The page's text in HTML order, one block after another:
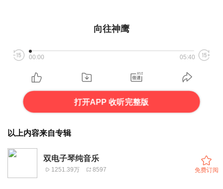
向往神鹰
00:00 05:40
打开APP 收听完整版
以上内容来自专辑
双电子琴纯音乐
1251.39万 8597 免费订阅